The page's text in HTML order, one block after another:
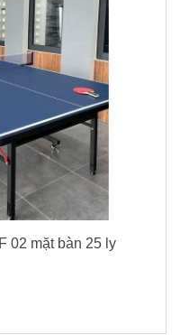
02 mặt bàn 25 ly